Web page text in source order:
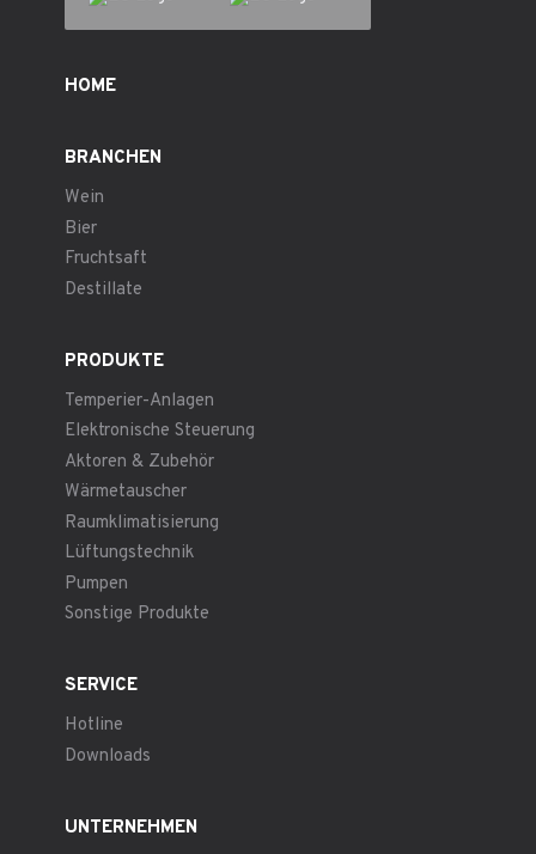
HOME
BRANCHEN
Wein
Bier
Fruchtsaft
Destillate
PRODUKTE
Temperier-Anlagen
Elektronische Steuerung
Aktoren & Zubehör
Wärmetauscher
Raumklimatisierung
Lüftungstechnik
Pumpen
Sonstige Produkte
SERVICE
Hotline
Downloads
UNTERNEHMEN